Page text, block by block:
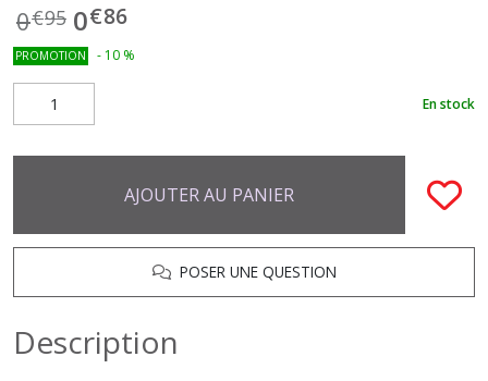
0€95 0€86
PROMOTION - 10 %
En stock
AJOUTER AU PANIER
POSER UNE QUESTION
Description